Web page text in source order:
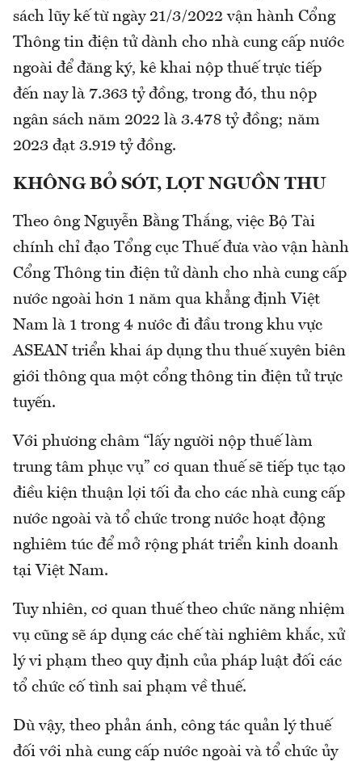
sách lũy kế từ ngày 21/3/2022 vận hành Cổng
Thông tin điện tử dành cho nhà cung cấp nước
ngoài để đăng ký, kê khai nộp thuế trực tiếp
đến nay là 7.363 tỷ đồng, trong đó, thu nộp
ngân sách năm 2022 là 3.478 tỷ đồng; năm
2023 đạt 3.919 tỷ đồng.
KHÔNG BỎ SÓT, LỌT NGUỒN THU
Theo ông Nguyễn Bằng Thắng, việc Bộ Tài
chính chỉ đạo Tổng cục Thuế đưa vào vận hành
Cổng Thông tin điện tử dành cho nhà cung cấp
nước ngoài hơn 1 năm qua khẳng định Việt
Nam là 1 trong 4 nước đi đầu trong khu vực
ASEAN triển khai áp dụng thu thuế xuyên biên
giới thông qua một cổng thông tin điện tử trực
tuyến.
Với phương châm “lấy người nộp thuế làm
trung tâm phục vụ” cơ quan thuế sẽ tiếp tục tạo
điều kiện thuận lợi tối đa cho các nhà cung cấp
nước ngoài và tổ chức trong nước hoạt động
nghiêm túc để mở rộng phát triển kinh doanh
tại Việt Nam.
Tuy nhiên, cơ quan thuế theo chức năng nhiệm
vụ cũng sẽ áp dụng các chế tài nghiêm khắc, xử
lý vi phạm theo quy định của pháp luật đối các
tổ chức cố tình sai phạm về thuế.
Dù vậy, theo phản ánh, công tác quản lý thuế
đối với nhà cung cấp nước ngoài và tổ chức ủy